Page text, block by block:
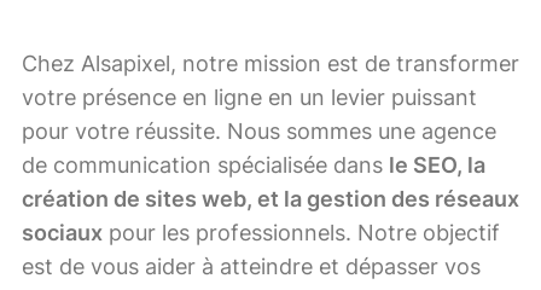
Chez Alsapixel, notre mission est de transformer
votre présence en ligne en un levier puissant
pour votre réussite. Nous sommes une agence
de communication spécialisée dans le SEO, la
création de sites web, et la gestion des réseaux
sociaux pour les professionnels. Notre objectif
est de vous aider à atteindre et dépasser vos